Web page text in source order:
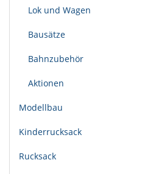
Lok und Wagen
Bausätze
Bahnzubehör
Aktionen
Modellbau
Kinderrucksack
Rucksack